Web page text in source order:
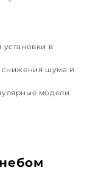
установки в
шума и
модели